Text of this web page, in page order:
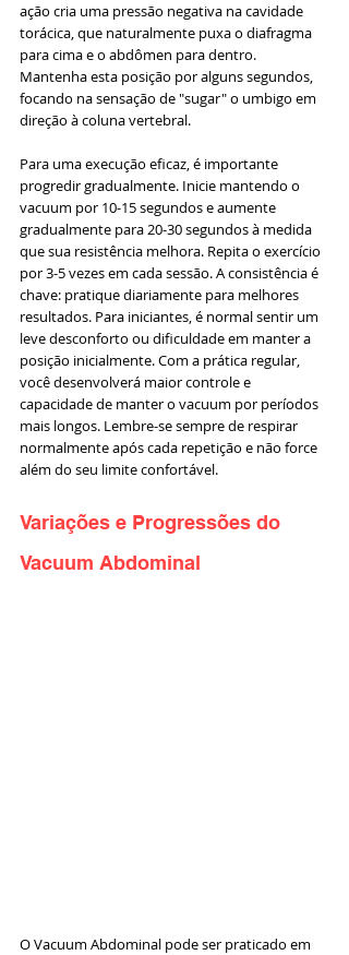
ação cria uma pressão negativa na cavidade
torácica, que naturalmente puxa o diafragma
para cima e o abdômen para dentro.
Mantenha esta posição por alguns segundos,
focando na sensação de "sugar" o umbigo em
direção à coluna vertebral.
Para uma execução eficaz, é importante
progredir gradualmente. Inicie mantendo o
vacuum por 10-15 segundos e aumente
gradualmente para 20-30 segundos à medida
que sua resistência melhora. Repita o exercício
por 3-5 vezes em cada sessão. A consistência é
chave: pratique diariamente para melhores
resultados. Para iniciantes, é normal sentir um
leve desconforto ou dificuldade em manter a
posição inicialmente. Com a prática regular,
você desenvolverá maior controle e
capacidade de manter o vacuum por períodos
mais longos. Lembre-se sempre de respirar
normalmente após cada repetição e não force
além do seu limite confortável.
Variações e Progressões do
Vacuum Abdominal
O Vacuum Abdominal pode ser praticado em